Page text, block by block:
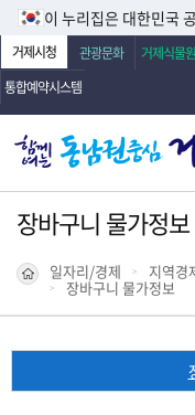
이 누리집은 대한민국
거제시청 관광문화 거제식물원
통합예약시스템
장바구니 물가정보
일자리/경제 지역경
장바구니 물가정보